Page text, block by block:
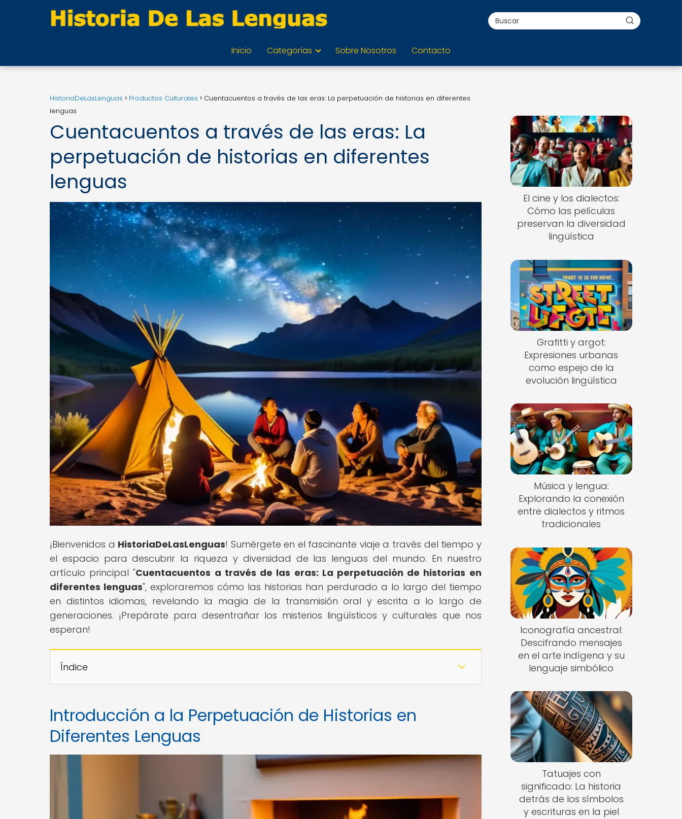
Inicio Categorías Sobre Nosotros Contacto
HistoriaDeLasLenguas Productos Culturales
Cuentacuentos a través de las eras: La perpetuación de historias en diferentes
lenguas
Cuentacuentos a través de las eras: La
perpetuación de historias en diferentes
lenguas
¡Bienvenidos a HistoriaDeLasLenguas! Sumérgete en el fascinante viaje a través del tiempo y
el espacio para descubrir la riqueza y diversidad de las lenguas del mundo. En nuestro
artículo principal "Cuentacuentos a través de las eras: La perpetuación de historias en
diferentes lenguas", exploraremos cómo las historias han perdurado a lo largo del tiempo
en distintos idiomas, revelando la magia de la transmisión oral y escrita a lo largo de
generaciones. ¡Prepárate para desentrañar los misterios lingüísticos y culturales que nos
esperan!
Índice
Introducción a la Perpetuación de Historias en
Diferentes Lenguas
El cine y los dialectos:
Cómo las películas
preservan la diversidad
lingüística
Grafitti y argot:
Expresiones urbanas
como espejo de la
evolución lingüística
Música y lengua:
Explorando la conexión
entre dialectos y ritmos
tradicionales
Iconografía ancestral:
Descifrando mensajes
en el arte indígena y su
lenguaje simbólico
Tatuajes con
significado: La historia
detrás de los símbolos
y escrituras en la piel